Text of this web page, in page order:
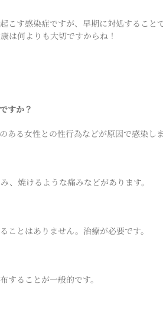
こす感染症ですが、早期に対処すること
は何よりも大切ですからね！
すか？
る女性との性行為などが原因で感染しま
、焼けるような痛みなどがあります。
とはありません。治療が必要です。
することが一般的です。